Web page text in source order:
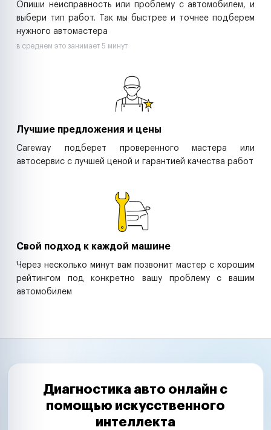
Опиши неисправность или проблему с автомобилем, и
выбери тип работ. Так мы быстрее и точнее подберем
нужного автомастера
в среднем это занимает 5 минут
Лучшие предложения и цены
Careway подберет проверенного мастера или
автосервис с лучшей ценой и гарантией качества работ
Свой подход к каждой машине
Через несколько минут вам позвонит мастер с хорошим
рейтингом под конкретно вашу проблему с вашим
автомобилем
Диагностика авто онлайн с
помощью искусственного
интеллекта